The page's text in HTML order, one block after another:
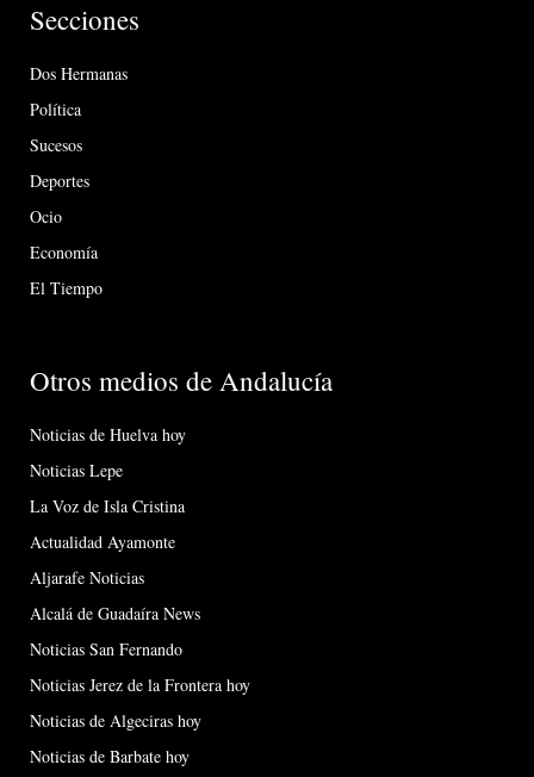
Secciones
Dos Hermanas
Política
Sucesos
Deportes
Ocio
Economía
El Tiempo
Otros medios de Andalucía
Noticias de Huelva hoy
Noticias Lepe
La Voz de Isla Cristina
Actualidad Ayamonte
Aljarafe Noticias
Alcalá de Guadaíra News
Noticias San Fernando
Noticias Jerez de la Frontera hoy
Noticias de Algeciras hoy
Noticias de Barbate hoy